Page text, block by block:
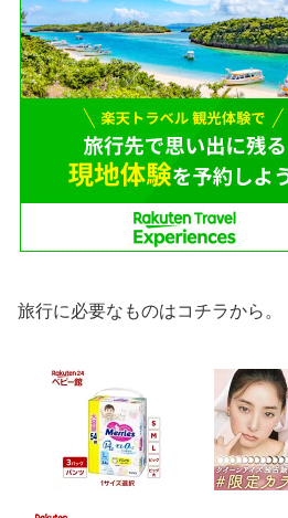
旅行に必要なものはコチラから。